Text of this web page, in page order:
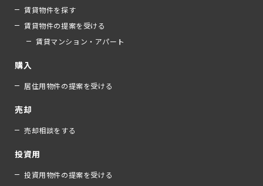
賃貸物件を探す
賃貸物件の提案を受ける
賃貸マンション・アパート
購入
居住用物件の提案を受ける
売却
売却相談をする
投資用
投資用物件の提案を受ける